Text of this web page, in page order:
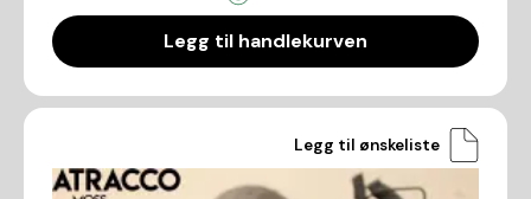
Legg til handlekurven
Legg til ønskeliste